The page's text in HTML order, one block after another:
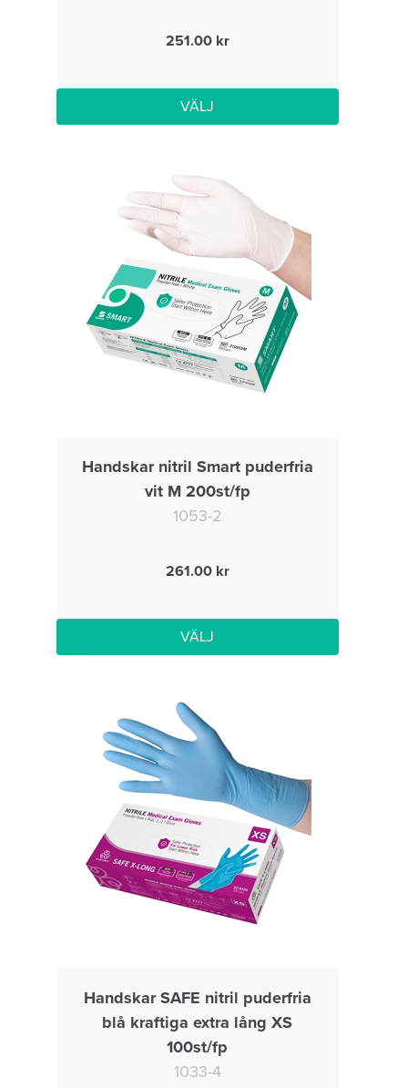
251.00
VÄLJ
Handskar nitril Smart puderfria
vit M 200st/fp
1053-2
261.00
VÄLJ
Handskar SAFE nitril puderfria
blå kraftiga extra lång XS
100st/fp
1033-4